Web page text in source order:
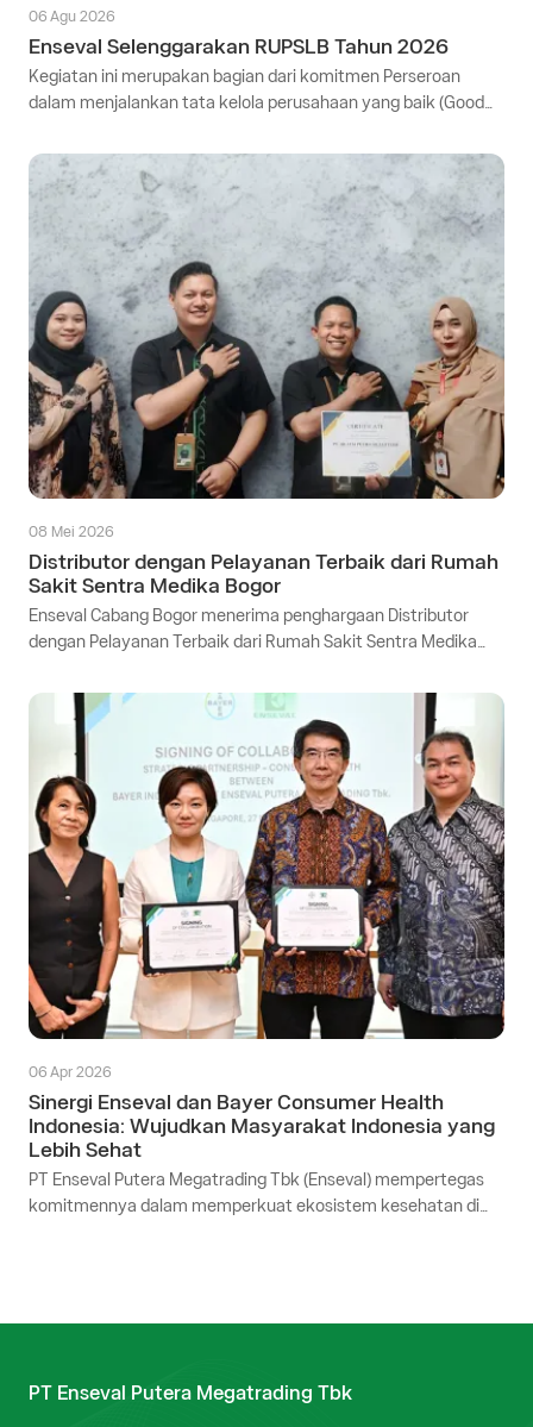
06 Agu 2026
Enseval Selenggarakan RUPSLB Tahun 2026
Kegiatan ini merupakan bagian dari komitmen Perseroan
dalam menjalankan tata kelola perusahaan yang baik (Good
bisnis yang adaptif terhadap perkembangan regulasi.
08 Mei 2026
Distributor dengan Pelayanan Terbaik dari Rumah
Sakit Sentra Medika Bogor
Enseval Cabang Bogor menerima penghargaan Distributor
dengan Pelayanan Terbaik dari Rumah Sakit Sentra Medika
kolaborasi yang konsisten dalam mendukung kebutuhan
pelanggan secara optimal
06 Apr 2026
Sinergi Enseval dan Bayer Consumer Health
Indonesia: Wujudkan Masyarakat Indonesia yang
Lebih Sehat
PT Enseval Putera Megatrading Tbk (Enseval) mempertegas
komitmennya dalam memperkuat ekosistem kesehatan di
PT Enseval Putera Megatrading Tbk